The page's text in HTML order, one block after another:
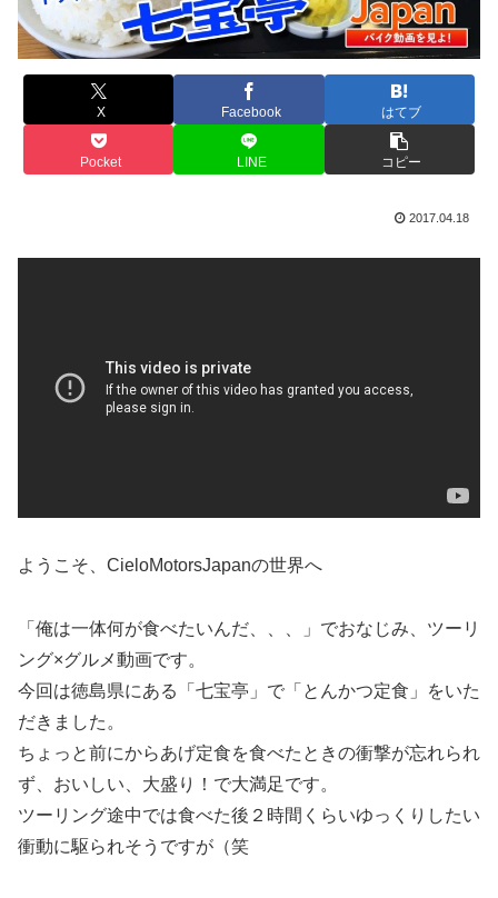
X Facebook はてブ
Pocket LINE コピー
2017.04.18
ようこそ、CieloMotorsJapanの世界へ
「俺は一体何が食べたいんだ、、、」でおなじみ、ツーリ
ング×グルメ動画です。
今回は徳島県にある「七宝亭」で「とんかつ定食」をいた
だきました。
ちょっと前にからあげ定食を食べたときの衝撃が忘れられ
ず、おいしい、大盛り！で大満足です。
ツーリング途中では食べた後２時間くらいゆっくりしたい
衝動に駆られそうですが（笑